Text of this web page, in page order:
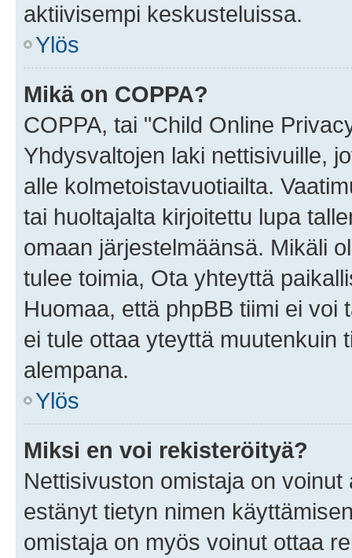
aktiivisempi keskusteluissa.
Ylös
Mikä on COPPA?
COPPA, tai "Child Online
Yhdysvaltojen laki nettisivuille,
alle kolmetoistavuotiailta.
tai huoltajalta kirjoitettu lupa
omaan järjestelmäänsä. Mikäli
tulee toimia, Ota yhteyttä
Huomaa, että phpBB tiimi ei
ei tule ottaa yteyttä muutenkuin
alempana.
Ylös
Miksi en voi rekisteröityä?
Nettisivuston omistaja on
estänyt tietyn nimen
omistaja on myös voinut ottaa